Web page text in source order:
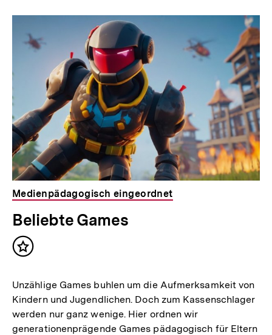
Medienpädagogisch eingeordnet
Beliebte Games
Inhalt
Unzählige Games buhlen um die Aufmerksamkeit von
Kindern und Jugendlichen. Doch zum Kassenschlager
werden nur ganz wenige. Hier ordnen wir
generationenprägende Games pädagogisch für Eltern